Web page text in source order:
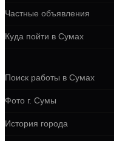
Частные объявления
Куда пойти в Сумах
Поиск работы в Сумах
Фото г. Сумы
История города